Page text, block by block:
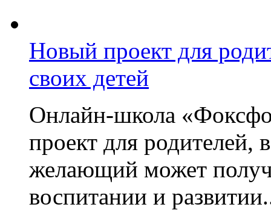
Новый проект для
своих детей
Онлайн-школа
проект для родителей,
желающий может
воспитании и